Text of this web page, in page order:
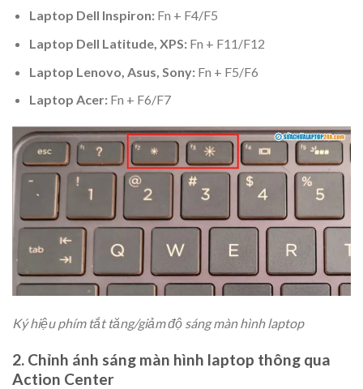
Laptop Dell Inspiron:Fn + F4/F5
Laptop Dell Latitude, XPS:Fn + F11/F12
Laptop Lenovo, Asus, Sony:Fn + F5/F6
Laptop Acer: Fn + F6/F7
Ký hiệu phím tắt tăng/giảm độ sáng màn hình laptop
2. Chỉnh ánh sáng màn hình laptop thông qua
Action Center